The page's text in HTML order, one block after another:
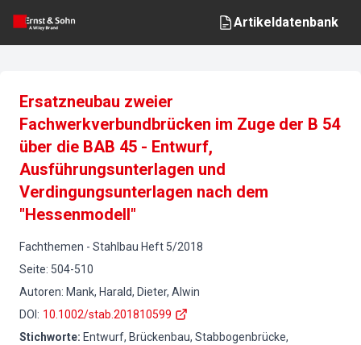
Artikeldatenbank
Ersatzneubau zweier
Fachwerkverbundbrücken im Zuge der B 54
über die BAB 45 - Entwurf,
Ausführungsunterlagen und
Verdingungsunterlagen nach dem
"Hessenmodell"
Fachthemen - Stahlbau Heft 5/2018
Seite: 504-510
Autoren: Mank, Harald, Dieter, Alwin
DOI : 10.1002/stab.201810599
Stichworte: Entwurf, Brückenbau, Stabbogenbrücke,